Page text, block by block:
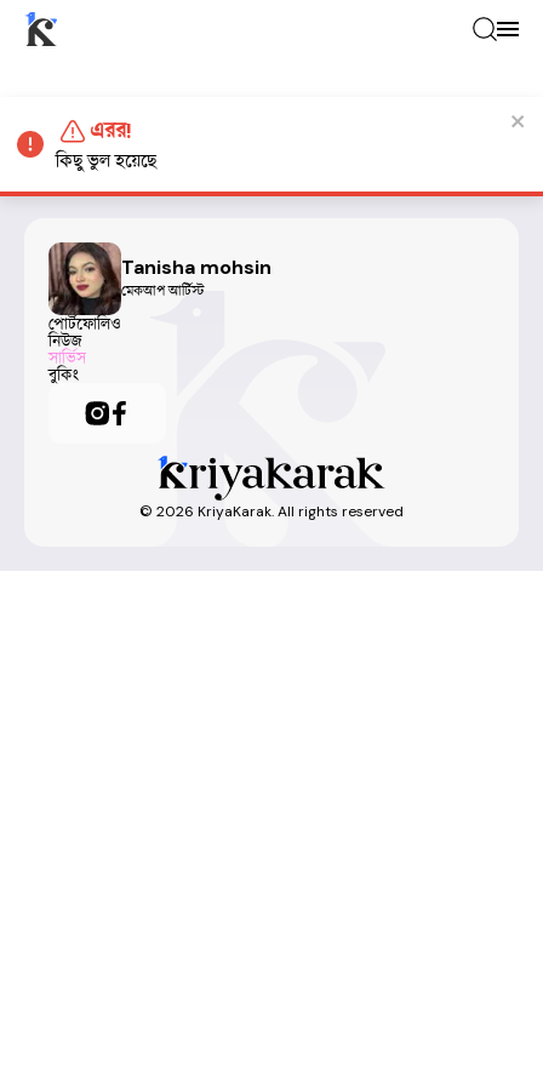
Tanisha mohsin
মেকআপ আর্টিস্ট
পোর্টফোলিও
নিউজ
সার্ভিস
বুকিং
© 2026 KriyaKarak. All rights reserved
এরর!
কিছু ভুল হয়েছে